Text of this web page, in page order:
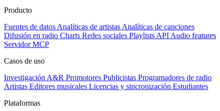
Producto
Fuentes de datos Analíticas de artistas Analíticas de canciones
Difusión en radio Charts Redes sociales Playlists API Audio features
Servidor MCP
Casos de uso
Investigación A&R Promotores Publicistas Programadores de radio
Artistas Editores musicales Licencias y sincronización Estudiantes
Plataformas